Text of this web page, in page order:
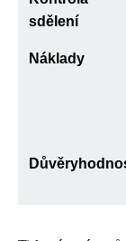
sdělení
Náklady